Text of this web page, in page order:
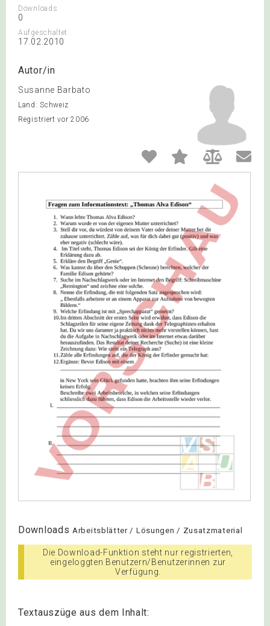
Downloads
0
Aufgeschaltet
17.02.2010
Autor/in
Susanne Barbato
Land: Schweiz
Registriert vor 2006
Downloads Arbeitsblätter / Lösungen / Zusatzmaterial
Die Download-Funktion steht nur registrierten,
eingeloggten Benutzern/Benutzerinnen zur
Verfügung.
Textauszüge aus dem Inhalt: